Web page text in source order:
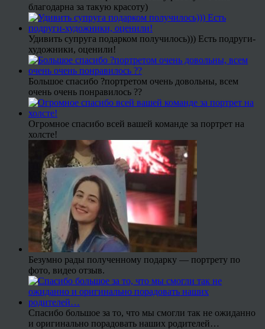
благодарна за такую красоту)
Удивить супруга подарком получилось))) Есть подруги-
художники, оценили!
Большое спасибо ?портретом очень довольны, всем
очень очень понравилось ??
Огромное спасибо всей вашей команде за портрет на
холсте!
Безумно рады полученному подарку — портрету по
фото, видео отзыв.
Спасибо большое за то, что мы смогли так не ожиданно
и оригинально порадовать наших родителей…